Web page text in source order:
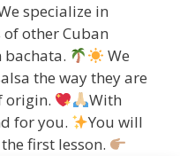
specialize in
other Cuban
bachata.
We
the way they are
origin.
With
for you.
You will
first lesson.